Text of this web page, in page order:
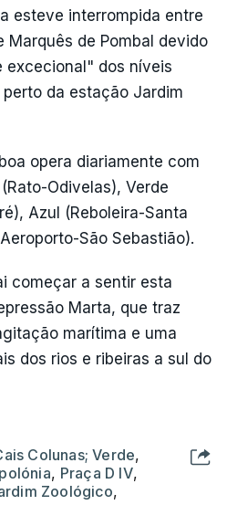
esteve interrompida entre
Marquês de Pombal devido
excecional" dos níveis
da estação Jardim
opera diariamente com
Odivelas), Verde
Azul (Reboleira-Santa
São Sebastião).
começar a sentir esta
Marta, que traz
marítima e uma
dos rios e ribeiras a sul do
Colunas; Verde,
, Praça D IV,
Zoológico,